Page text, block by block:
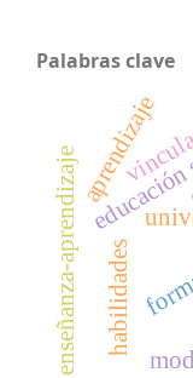
Palabras clave
habilidades
aprendizaje
enseñanza‑aprendizaje